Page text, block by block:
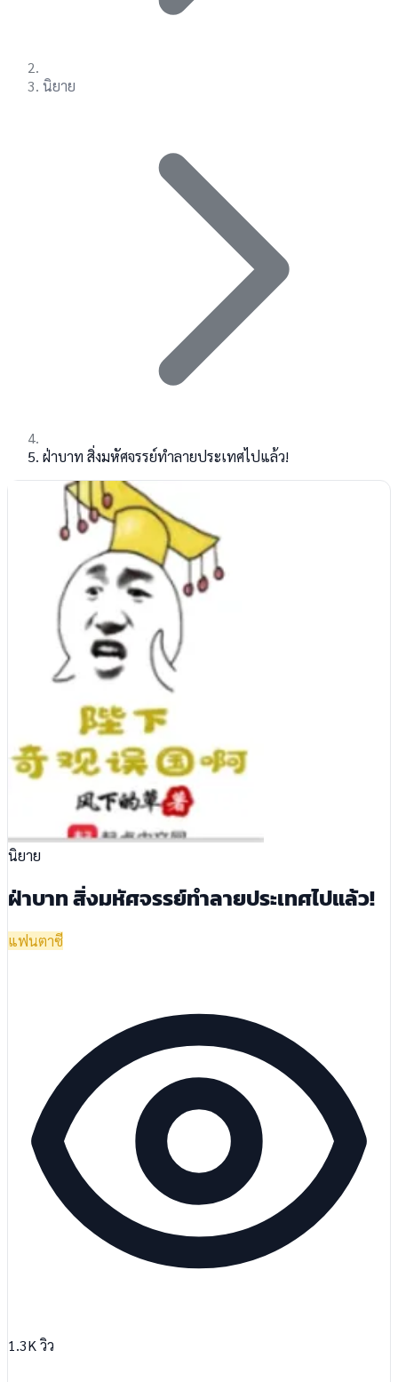
นิยาย
ฝ่าบาท สิ่งมหัศจรรย์ทำลายประเทศไปแล้ว!
นิยาย
ฝ่าบาท สิ่งมหัศจรรย์ทำลายประเทศไปแล้ว!
แฟนตาซี
1.3K วิว